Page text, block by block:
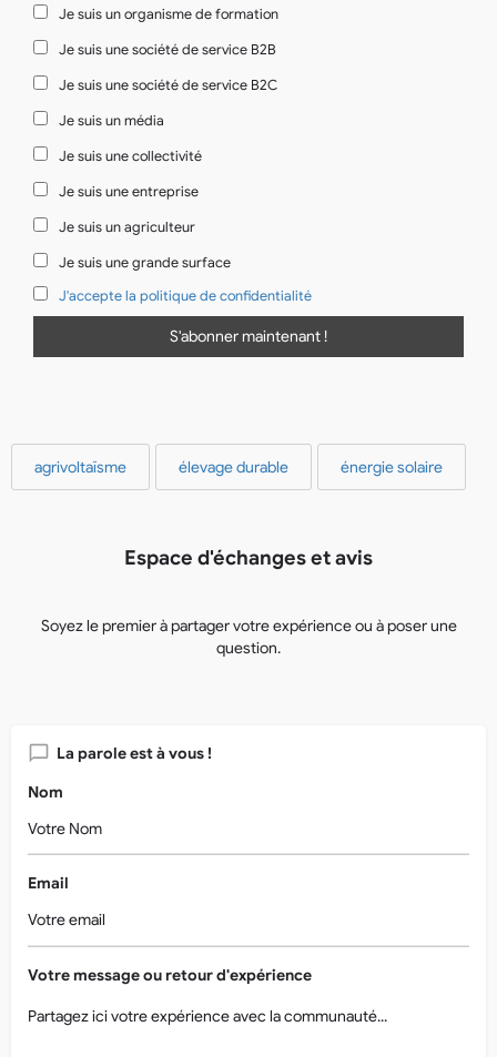
Je suis un organisme de formation
Je suis une société de service B2B
Je suis une société de service B2C
Je suis un média
Je suis une collectivité
Je suis une entreprise
Je suis un agriculteur
Je suis une grande surface
J'accepte la politique de confidentialité
agrivoltaïsme élevage durable énergie solaire
Espace d'échanges et avis
Soyez le premier à partager votre expérience ou à poser une
question.
La parole est à vous !
Nom
Email
Votre message ou retour d'expérience